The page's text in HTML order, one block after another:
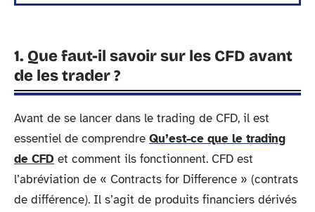
1. Que faut-il savoir sur les CFD avant
de les trader ?
Avant de se lancer dans le trading de CFD, il est
essentiel de comprendre Qu’est-ce que le trading
de CFD et comment ils fonctionnent. CFD est
l’abréviation de « Contracts for Difference » (contrats
de différence). Il s’agit de produits financiers dérivés